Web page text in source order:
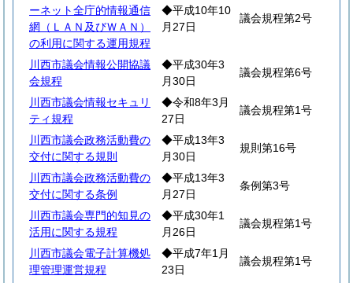
ーネット全庁的情報通信
網（ＬＡＮ及びＷＡＮ）
の利用に関する運用規程
◆平成10年10
月27日
議会規程第2号
川西市議会情報公開協議
会規程
◆平成30年3
月30日
議会規程第6号
川西市議会情報セキュリ
ティ規程
◆令和8年3月
27日
議会規程第1号
川西市議会政務活動費の
交付に関する規則
◆平成13年3
月30日
規則第16号
川西市議会政務活動費の
交付に関する条例
◆平成13年3
月27日
条例第3号
川西市議会専門的知見の
活用に関する規程
◆平成30年1
月26日
議会規程第1号
川西市議会電子計算機処
理管理運営規程
◆平成7年1月
23日
議会規程第1号